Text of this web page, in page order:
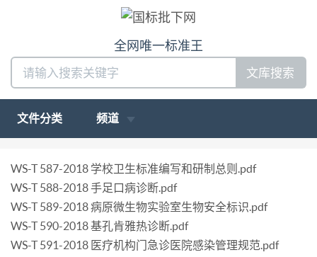
全网唯一标准王
文库搜索
文件分类 频道
WS-T 587-2018 学校卫生标准编写和研制总则.pdf
WS-T 588-2018 手足口病诊断.pdf
WS-T 589-2018 病原微生物实验室生物安全标识.pdf
WS-T 590-2018 基孔肯雅热诊断.pdf
WS-T 591-2018 医疗机构门急诊医院感染管理规范.pdf